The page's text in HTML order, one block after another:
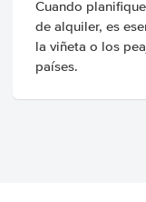
Cuando
de alquiler, es
la viñeta o los
países.